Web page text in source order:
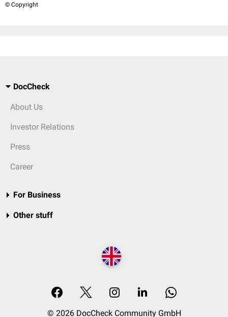
© Copyright
DocCheck
About Us
Investor Relations
Press
Career
For Business
Other stuff
© 2026 DocCheck Community GmbH